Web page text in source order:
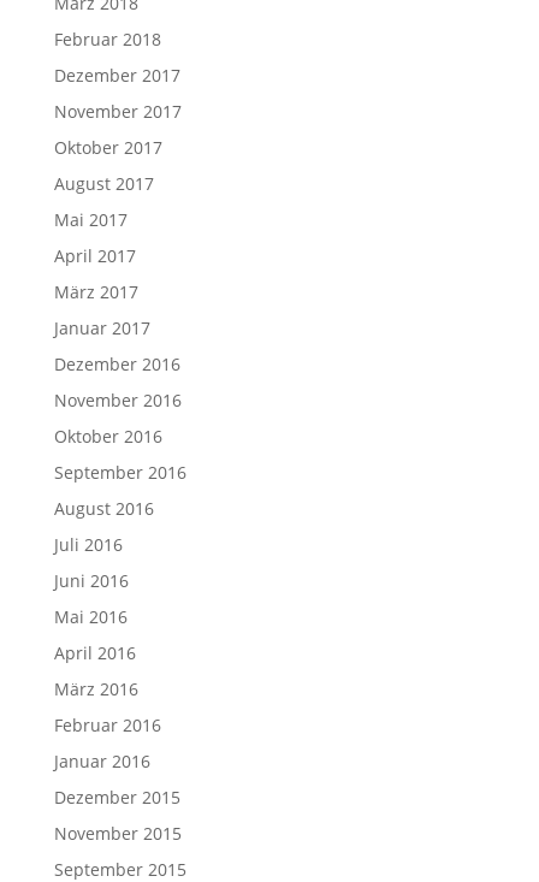
Februar 2018
Dezember 2017
November 2017
Oktober 2017
August 2017
Mai 2017
April 2017
März 2017
Januar 2017
Dezember 2016
November 2016
Oktober 2016
September 2016
August 2016
Juli 2016
Juni 2016
Mai 2016
April 2016
März 2016
Februar 2016
Januar 2016
Dezember 2015
November 2015
September 2015